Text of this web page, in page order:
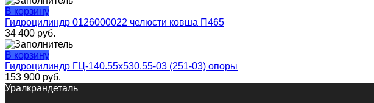
В корзину
Гидроцилиндр 0126000022 челюсти ковша П465
34 400 руб.
В корзину
Гидроцилиндр ГЦ-140.55х530.55-03 (251-03) опоры
153 900 руб.
Уралкрандеталь